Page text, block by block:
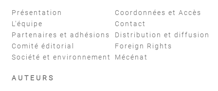
Présentation
L'équipe
Partenaires et adhésions
Comité éditorial
Société et environnement
Coordonnées et Accès
Contact
Distribution et diffusion
Foreign Rights
Mécénat
AUTEURS